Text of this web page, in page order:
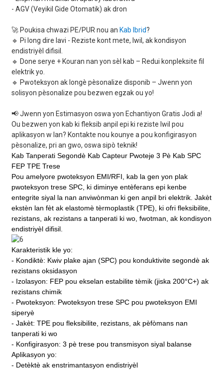
- AGV (Veyikil Gide Otomatik) ak dron
🚀 Poukisa chwazi PE/PUR nou an Kab Ibrid?
🔹 Pi long dire lavi - Reziste kont mete, lwil, ak kondisyon
endistriyèl difisil.
🔹 Done serye + Kouran nan yon sèl kab – Redui konpleksite fil
elektrik yo.
🔹 Pwoteksyon ak longè pèsonalize disponib – Jwenn yon
solisyon pèsonalize pou bezwen egzak ou yo!
📢 Jwenn yon Estimasyon oswa yon Echantiyon Gratis Jodi a!
Ou bezwen yon kab ki fleksib anpil epi ki reziste lwil pou
aplikasyon w lan? Kontakte nou kounye a pou konfigirasyon
pèsonalize, pri an gwo, oswa sipò teknik!
Kab Tanperati Segondè Kab Capteur Pwoteje 3 Pè Kab SPC
FEP TPE Trese
Pou amelyore pwoteksyon EMI/RFI, kab la gen yon plak
pwoteksyon trese SPC, ki diminye entèferans epi kenbe
entegrite siyal la nan anviwònman ki gen anpil bri elektrik. Jakèt
ekstèn lan fèt ak elastomè tèrmoplastik (TPE), ki ofri fleksibilite,
rezistans, ak rezistans a tanperati ki wo, fwotman, ak kondisyon
endistriyèl difisil.
Karakteristik kle yo:
- Kondiktè: Kwiv plake ajan (SPC) pou konduktivite segondè ak
rezistans oksidasyon
- Izolasyon: FEP pou ekselan estabilite tèmik (jiska 200°C+) ak
rezistans chimik
- Pwoteksyon: Pwoteksyon trese SPC pou pwoteksyon EMI
siperyè
- Jakèt: TPE pou fleksibilite, rezistans, ak pèfòmans nan
tanperati ki wo
- Konfigirasyon: 3 pè trese pou transmisyon siyal balanse
Aplikasyon yo:
- Detèktè ak enstrimantasyon endistriyèl